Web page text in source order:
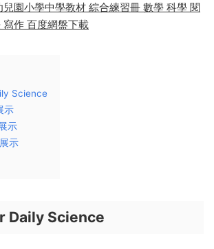
園小學中學教材 綜合練習冊 數學 科學 閱
寫作 百度網盤下載
Science
示
示
示
Daily Science